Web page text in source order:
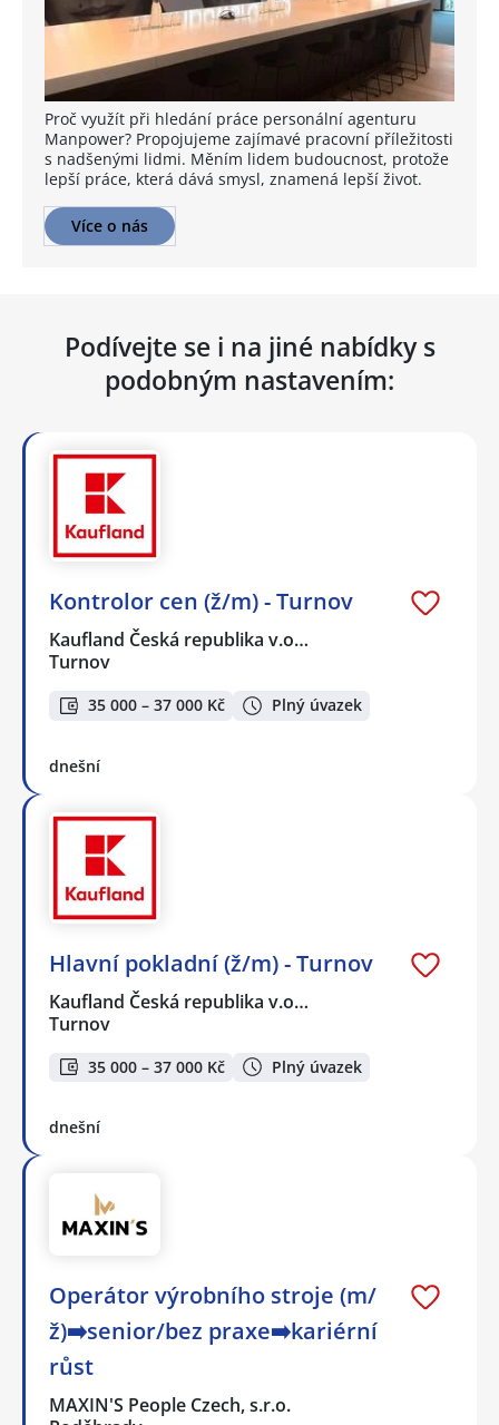
Proč využít při hledání práce personální agenturu
Manpower? Propojujeme zajímavé pracovní příležitosti
s nadšenými lidmi. Měním lidem budoucnost, protože
lepší práce, která dává smysl, znamená lepší život.
Více o nás
Podívejte se i na jiné nabídky s
podobným nastavením:
Kontrolor cen (ž/m) - Turnov
Kaufland Česká republika v.o…
Turnov
35 000 – 37 000 Kč Plný úvazek
dnešní
Hlavní pokladní (ž/m) - Turnov
Kaufland Česká republika v.o…
Turnov
35 000 – 37 000 Kč Plný úvazek
dnešní
Operátor výrobního stroje (m/
ž)➡️senior/bez praxe➡️kariérní
růst
MAXIN'S People Czech, s.r.o.